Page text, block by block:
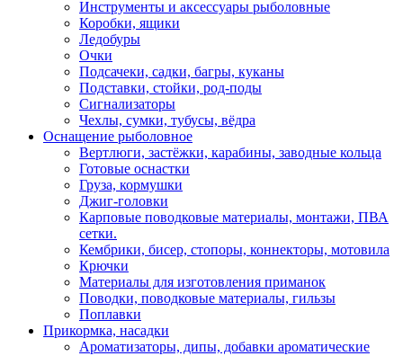
Инструменты и аксессуары рыболовные
Коробки, ящики
Ледобуры
Очки
Подсачеки, садки, багры, куканы
Подставки, стойки, род-поды
Сигнализаторы
Чехлы, сумки, тубусы, вёдра
Оснащение рыболовное
Вертлюги, застёжки, карабины, заводные кольца
Готовые оснастки
Груза, кормушки
Джиг-головки
Карповые поводковые материалы, монтажи, ПВА
сетки.
Кембрики, бисер, стопоры, коннекторы, мотовила
Крючки
Материалы для изготовления приманок
Поводки, поводковые материалы, гильзы
Поплавки
Прикормка, насадки
Ароматизаторы, дипы, добавки ароматические